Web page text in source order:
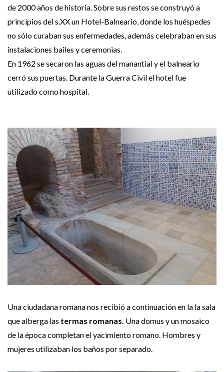
de 2000 años de historia. Sobre sus restos se construyó a
principios del s.XX un Hotel-Balneario, donde los huéspedes
no sólo curaban sus enfermedades, además celebraban en sus
instalaciones bailes y ceremonias.
En 1962 se secaron las aguas del manantial y el balneario
cerró sus puertas. Durante la Guerra Civil el hotel fue
utilizado como hospital.
Una ciudadana romana nos recibió a continuación en la la sala
que alberga las termas romanas. Una domus y un mosaico
de la época completan el yacimiento romano. Hombres y
mujeres utilizaban los baños por separado.